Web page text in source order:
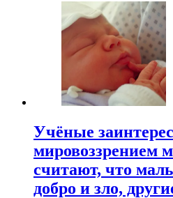
Учёные
мировоззрением
считают, что
добро и зло,